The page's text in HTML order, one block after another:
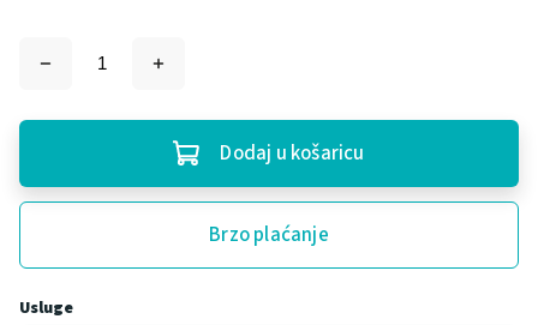
Dodaj u košaricu
Brzo plaćanje
Usluge